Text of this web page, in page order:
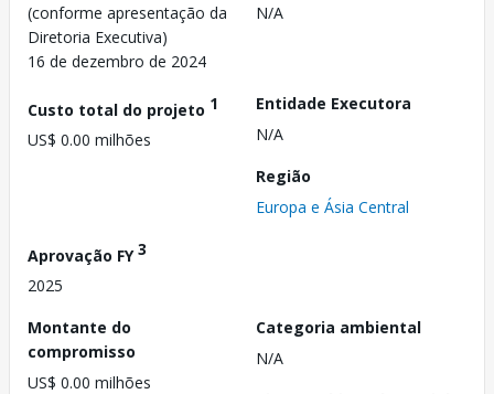
(conforme apresentação da
Diretoria Executiva)
16 de dezembro de 2024
N/A
Custo total do projeto 1
US$ 0.00 milhões
Entidade Executora
N/A
Região
Europa e Ásia Central
Aprovação FY3
2025
Montante do
compromisso
US$ 0.00 milhões
Categoria ambiental
N/A